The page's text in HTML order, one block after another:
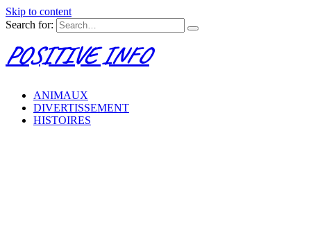
Skip to content
Search for:
POSITIVE INFO
ANIMAUX
DIVERTISSEMENT
HISTOIRES